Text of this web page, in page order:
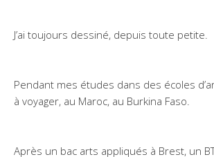
J’ai toujours dessiné, depuis toute petite.
Pendant mes études dans des écoles
à voyager, au Maroc, au Burkina Faso.
Après un bac arts appliqués à Brest, un